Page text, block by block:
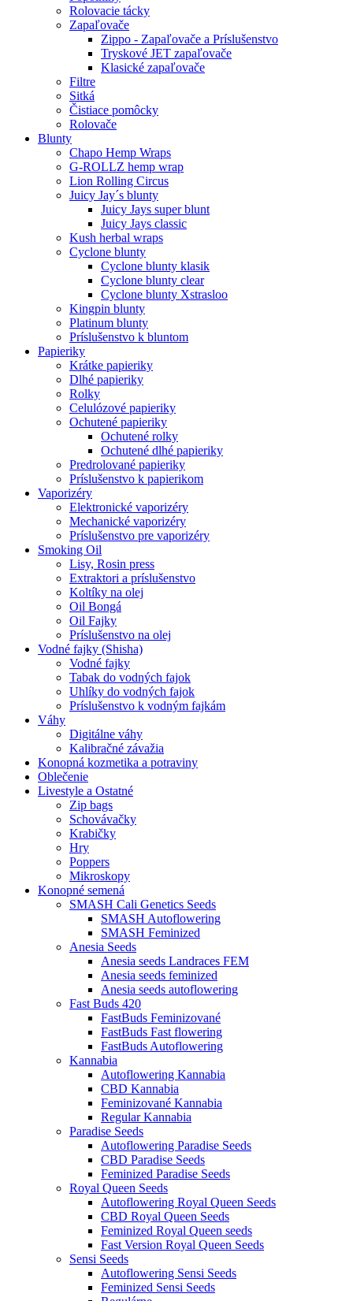
Rolovacie tácky
Zapaľovače
Zippo - Zapaľovače a Príslušenstvo
Tryskové JET zapaľovače
Klasické zapaľovače
Filtre
Sitká
Čistiace pomôcky
Rolovače
Blunty
Chapo Hemp Wraps
G-ROLLZ hemp wrap
Lion Rolling Circus
Juicy Jay´s blunty
Juicy Jays super blunt
Juicy Jays classic
Kush herbal wraps
Cyclone blunty
Cyclone blunty klasik
Cyclone blunty clear
Cyclone blunty Xstrasloo
Kingpin blunty
Platinum blunty
Príslušenstvo k bluntom
Papieriky
Krátke papieriky
Dlhé papieriky
Rolky
Celulózové papieriky
Ochutené papieriky
Ochutené rolky
Ochutené dlhé papieriky
Predrolované papieriky
Príslušenstvo k papierikom
Vaporizéry
Elektronické vaporizéry
Mechanické vaporizéry
Príslušenstvo pre vaporizéry
Smoking Oil
Lisy, Rosin press
Extraktori a príslušenstvo
Koltíky na olej
Oil Bongá
Oil Fajky
Príslušenstvo na olej
Vodné fajky (Shisha)
Vodné fajky
Tabak do vodných fajok
Uhlíky do vodných fajok
Príslušenstvo k vodným fajkám
Váhy
Digitálne váhy
Kalibračné závažia
Konopná kozmetika a potraviny
Oblečenie
Livestyle a Ostatné
Zip bags
Schovávačky
Krabičky
Hry
Poppers
Mikroskopy
Konopné semená
SMASH Cali Genetics Seeds
SMASH Autoflowering
SMASH Feminized
Anesia Seeds
Anesia seeds Landraces FEM
Anesia seeds feminized
Anesia seeds autoflowering
Fast Buds 420
FastBuds Feminizované
FastBuds Fast flowering
FastBuds Autoflowering
Kannabia
Autoflowering Kannabia
CBD Kannabia
Feminizované Kannabia
Regular Kannabia
Paradise Seeds
Autoflowering Paradise Seeds
CBD Paradise Seeds
Feminized Paradise Seeds
Royal Queen Seeds
Autoflowering Royal Queen Seeds
CBD Royal Queen Seeds
Feminized Royal Queen seeds
Fast Version Royal Queen Seeds
Sensi Seeds
Autoflowering Sensi Seeds
Feminized Sensi Seeds